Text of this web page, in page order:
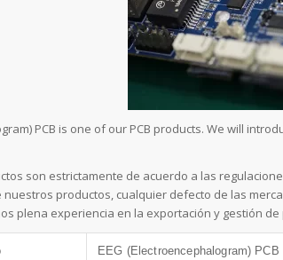
PCB is one of our PCB products. We will
son estrictamente de acuerdo a las
productos, cualquier defecto de las
plena experiencia en la exportación y gestión
EEG (Electroencephalogram) PCB